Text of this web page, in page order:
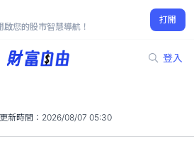
啟您的股市智慧導航！
打開
登入
-1.32%
新時間： 2026/08/07 05:30